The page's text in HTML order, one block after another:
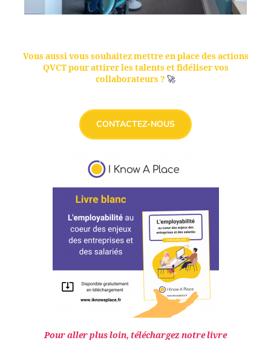
Vous aussi vous souhaitez mettre en place des actions
QVCT pour attirer les talents et fidéliser vos
collaborateurs ? 🚀
CONTACTEZ-NOUS
Pour aller plus loin, téléchargez notre livre